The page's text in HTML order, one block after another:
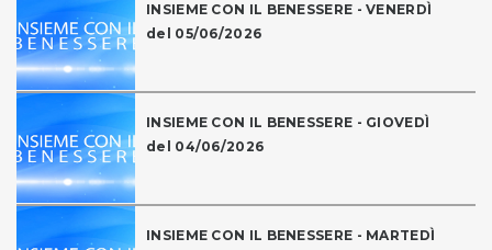
INSIEME CON IL BENESSERE - VENERDÌ
del 05/06/2026
INSIEME CON IL BENESSERE - GIOVEDÌ
del 04/06/2026
INSIEME CON IL BENESSERE - MARTEDÌ